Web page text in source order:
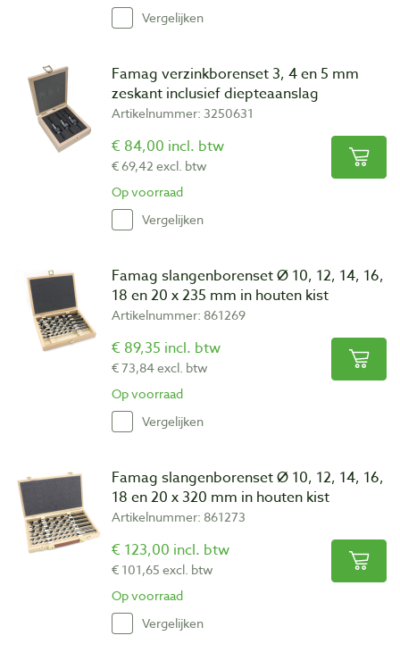
Vergelijken
Famag verzinkborenset 3, 4 en 5 mm
zeskant inclusief diepteaanslag
Artikelnummer: 3250631
€ 84,00 incl. btw
€ 69,42 excl. btw
Op voorraad
Vergelijken
Famag slangenborenset Ø 10, 12, 14, 16,
18 en 20 x 235 mm in houten kist
Artikelnummer: 861269
€ 89,35 incl. btw
€ 73,84 excl. btw
Op voorraad
Vergelijken
Famag slangenborenset Ø 10, 12, 14, 16,
18 en 20 x 320 mm in houten kist
Artikelnummer: 861273
€ 123,00 incl. btw
€ 101,65 excl. btw
Op voorraad
Vergelijken